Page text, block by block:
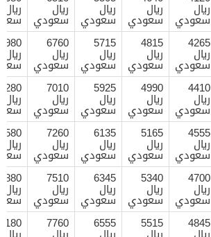
ريال
سعودي
ريال
سعودي
ريال
سعودي
ريال
سعودي
ريال
4265
ريال
سعودي
4815
ريال
سعودي
5715
ريال
سعودي
6760
ريال
سعودي
7980
ريال
4410
ريال
سعودي
4990
ريال
سعودي
5925
ريال
سعودي
7010
ريال
سعودي
8280
ريال
4555
ريال
سعودي
5165
ريال
سعودي
6135
ريال
سعودي
7260
ريال
سعودي
8580
ريال
4700
ريال
سعودي
5340
ريال
سعودي
6345
ريال
سعودي
7510
ريال
سعودي
8880
ريال
4845
5515
6555
7760
9180